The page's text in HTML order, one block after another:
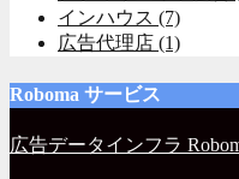
インハウス (7)
広告代理店 (1)
Roboma サービス
広告データインフラ